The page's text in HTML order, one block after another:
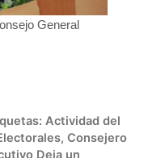
General
Actividad del
, Consejero
Deja un